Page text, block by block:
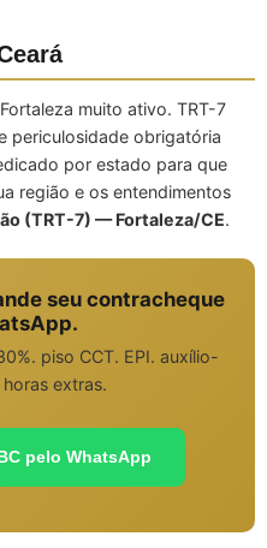
muito ativo. TRT-7
periculosidade obrigatória
por estado para que
região e os entendimentos
(TRT-7) — Fortaleza/CE.
seu contracheque
piso CCT. EPI. auxílio-
extras.
pelo WhatsApp